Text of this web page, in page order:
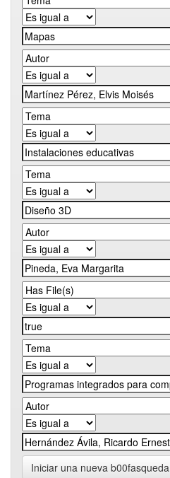
Iniciar una nueva b00fasqueda